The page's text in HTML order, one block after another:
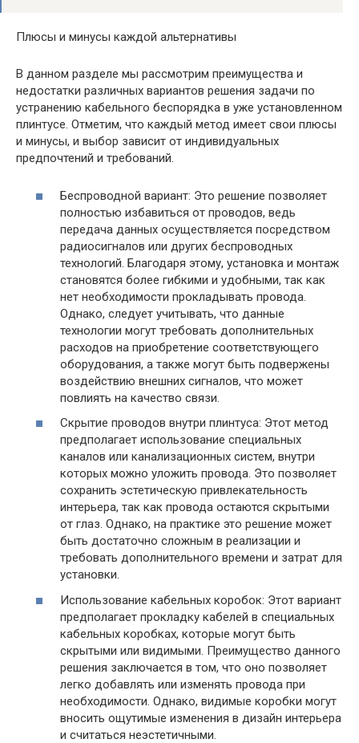
Плюсы и минусы каждой альтернативы
В данном разделе мы рассмотрим преимущества и
недостатки различных вариантов решения задачи по
устранению кабельного беспорядка в уже установленном
плинтусе. Отметим, что каждый метод имеет свои плюсы
и минусы, и выбор зависит от индивидуальных
предпочтений и требований.
Беспроводной вариант: Это решение позволяет
полностью избавиться от проводов, ведь
передача данных осуществляется посредством
радиосигналов или других беспроводных
технологий. Благодаря этому, установка и монтаж
становятся более гибкими и удобными, так как
нет необходимости прокладывать провода.
Однако, следует учитывать, что данные
технологии могут требовать дополнительных
расходов на приобретение соответствующего
оборудования, а также могут быть подвержены
воздействию внешних сигналов, что может
повлиять на качество связи.
Скрытие проводов внутри плинтуса: Этот метод
предполагает использование специальных
каналов или канализационных систем, внутри
которых можно уложить провода. Это позволяет
сохранить эстетическую привлекательность
интерьера, так как провода остаются скрытыми
от глаз. Однако, на практике это решение может
быть достаточно сложным в реализации и
требовать дополнительного времени и затрат для
установки.
Использование кабельных коробок: Этот вариант
предполагает прокладку кабелей в специальных
кабельных коробках, которые могут быть
скрытыми или видимыми. Преимущество данного
решения заключается в том, что оно позволяет
легко добавлять или изменять провода при
необходимости. Однако, видимые коробки могут
вносить ощутимые изменения в дизайн интерьера
и считаться неэстетичными.